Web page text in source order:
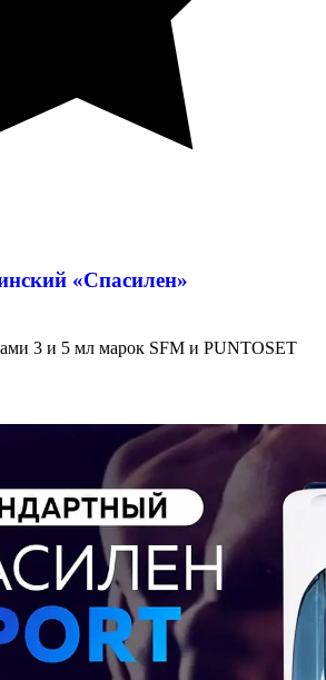
«Спасилен»
3 и 5 мл марок SFM и PUNTOSET